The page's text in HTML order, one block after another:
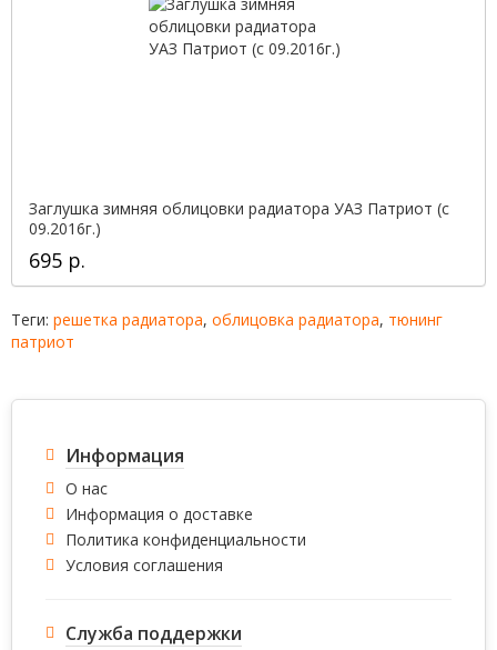
Заглушка зимняя облицовки радиатора УАЗ Патриот (с
09.2016г.)
695 р.
Теги: решетка радиатора, облицовка радиатора, тюнинг
патриот
Информация
О нас
Информация о доставке
Политика конфиденциальности
Условия соглашения
Служба поддержки